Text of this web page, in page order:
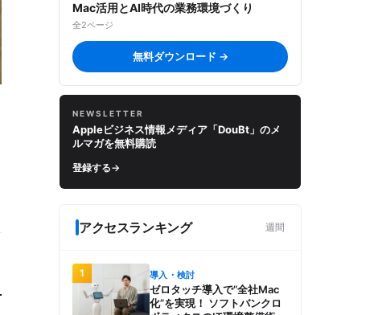
Mac活用とAI時代の業務環境づくり
全2ページ
無料ダウンロード →
NEWSLETTER
Appleビジネス情報メディア「DouBt」のメ
ルマガを無料購読
登録する→
アクセスランキング 週間
1 導入・検討
ゼロタッチ導入で“全社Mac
化”を実現！ ソフトバンクロ